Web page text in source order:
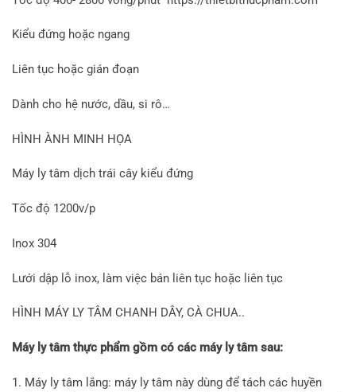
Kiểu đứng hoặc ngang
Liên tục hoặc gián đoạn
Dành cho hệ nước, dầu, si rô…
HÌNH ÀNH MINH HỌA
Máy ly tâm dịch trái cây kiểu đứng
Tốc độ 1200v/p
Inox 304
Lưới dập lỗ inox, làm việc bán liên tục hoặc liên tục
HÌNH MÁY LY TÂM CHANH DÂY, CÀ CHUA..
Máy ly tâm thực phẩm gồm có các máy ly tâm sau:
1. Máy ly tâm lắng: máy ly tâm này dùng để tách các huyền